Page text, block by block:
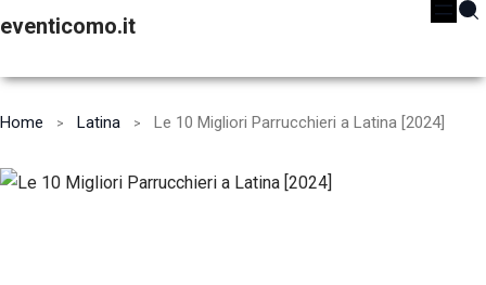
eventicomo.it
Home Latina Le 10 Migliori Parrucchieri a Latina [2024]